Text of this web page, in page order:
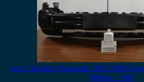
Jeep Cherokee Renegade 2005-2008
Μαύρο – ΜΚ